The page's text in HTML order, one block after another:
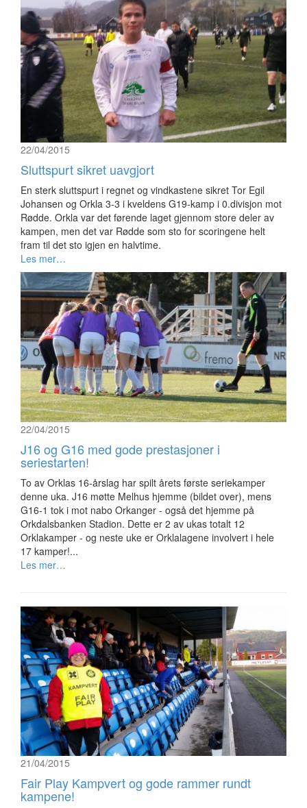
22/04/2015
Sluttspurt sikret uavgjort
En sterk sluttspurt i regnet og vindkastene sikret Tor Egil
Johansen og Orkla 3-3 i kveldens G19-kamp i 0.divisjon mot
Rødde. Orkla var det førende laget gjennom store deler av
kampen, men det var Rødde som sto for scoringene helt
fram til det sto igjen en halvtime.
Les mer…
22/04/2015
J16 og G16 med gode prestasjoner i
seriestarten!
To av Orklas 16-årslag har spilt årets første seriekamper
denne uka. J16 møtte Melhus hjemme (bildet over), mens
G16-1 tok i mot nabo Orkanger - også det hjemme på
Orkdalsbanken Stadion. Dette er 2 av ukas totalt 12
Orklakamper - og neste uke er Orklalagene involvert i hele
17 kamper!...
Les mer…
21/04/2015
Fair Play Kampvert og gode rammer rundt
kampene!